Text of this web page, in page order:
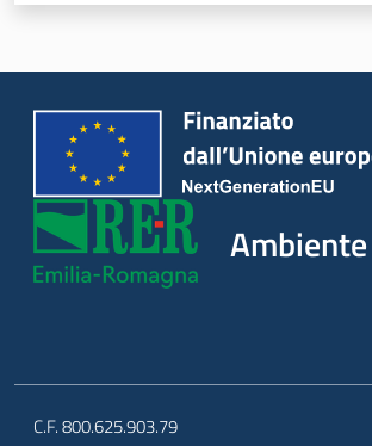
Piani Programmi
Ambiente
C.F. 800.625.903.79